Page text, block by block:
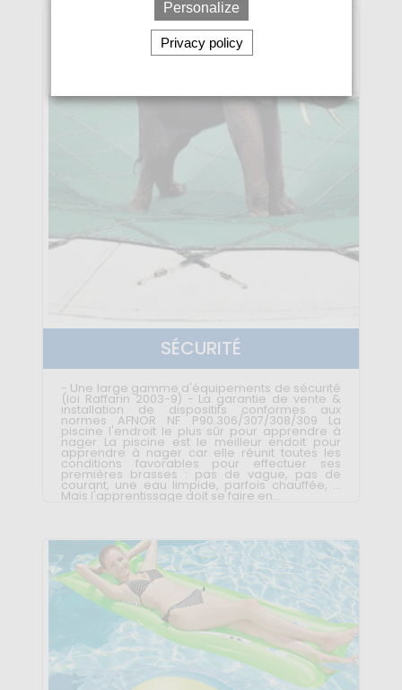
SÉCURITÉ
- Une large gamme d'équipements de sécurité
(loi Raffarin 2003-9) - La garantie de vente &
installation de dispositifs conformes aux
normes AFNOR NF P90.306/307/308/309 La
piscine l'endroit le plus sûr pour apprendre à
nager La piscine est le meilleur endoit pour
apprendre à nager car elle réunit toutes les
conditions favorables pour effectuer ses
premières brasses : pas de vague, pas de
courant, une eau limpide, parfois chauffée, ...
Mais l'apprentissage doit se faire en...
Personalize
Privacy policy